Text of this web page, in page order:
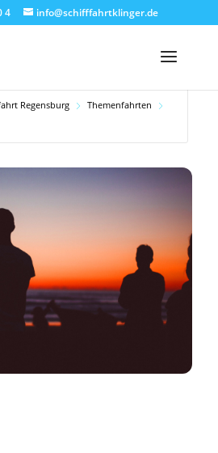
4 info@schifffahrtklinger.de
Regensburg
Themenfahrten